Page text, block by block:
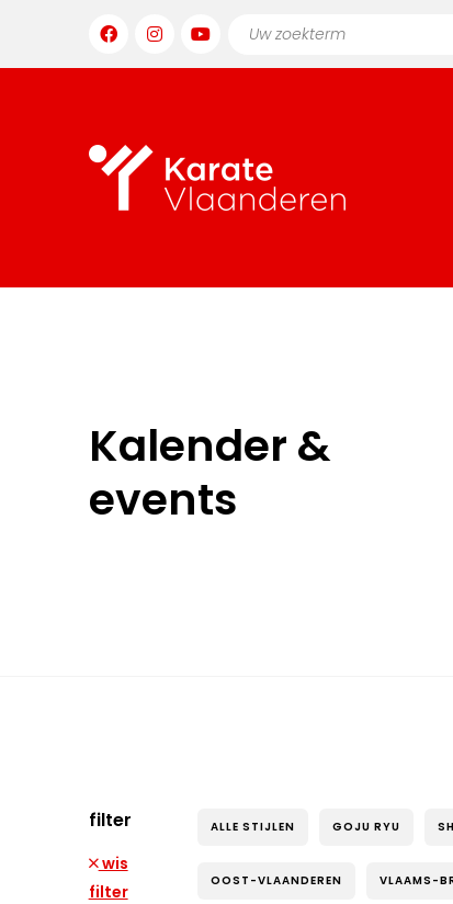
Kalender &
events
filter
wis
filter
ALLE STIJLEN GOJU RYU
OOST-VLAANDEREN VLAAMS-